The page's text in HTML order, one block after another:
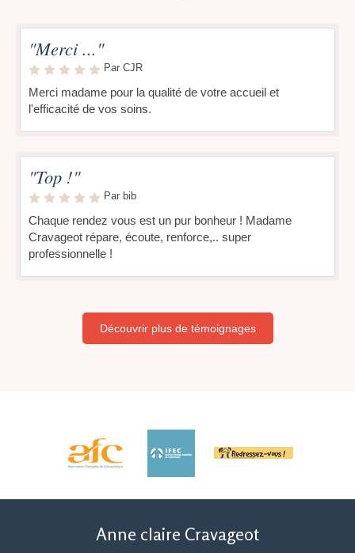
"Merci ..."
Par CJR
Merci madame pour la qualité de votre accueil et
l'efficacité de vos soins.
"Top !"
Par bib
Chaque rendez vous est un pur bonheur ! Madame
Cravageot répare, écoute, renforce,.. super
professionnelle !
Découvrir plus de témoignages
Anne claire Cravageot